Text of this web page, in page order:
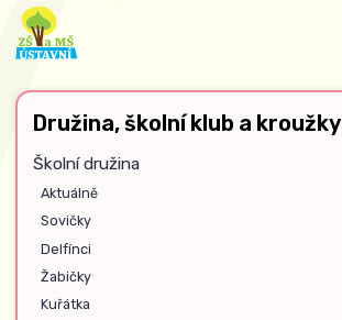
Družina, školní klub a kroužky
Školní družina
Aktuálně
Sovičky
Delfínci
Žabičky
Kuřátka